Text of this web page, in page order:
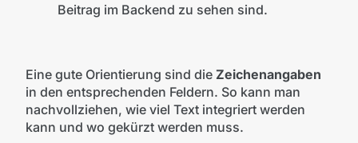
Beitrag im Backend zu sehen sind.
Eine gute Orientierung sind die Zeichenangaben
in den entsprechenden Feldern. So kann man
nachvollziehen, wie viel Text integriert werden
kann und wo gekürzt werden muss.